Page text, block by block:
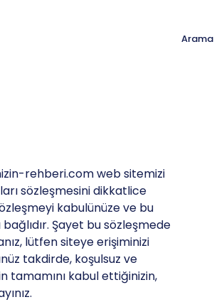
Arama
rehberi.com web sitemizi
sözleşmesini dikkatlice
kabulünüze ve bu
Şayet bu sözleşmede
lütfen siteye erişiminizi
takdirde, koşulsuz ve
tamamını kabul ettiğinizin,